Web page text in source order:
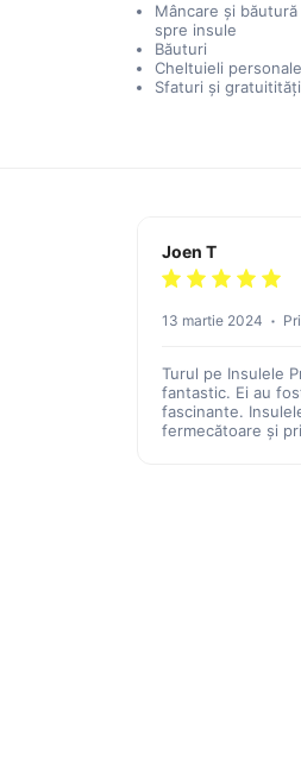
Mâncare şi
spre insule
Băuturi
Cheltuieli personale
Sfaturi și gratuitități
Joen T
13 martie 2024
Turul pe Insulele
fantastic. Ei au
fascinante.
fermecătoare și